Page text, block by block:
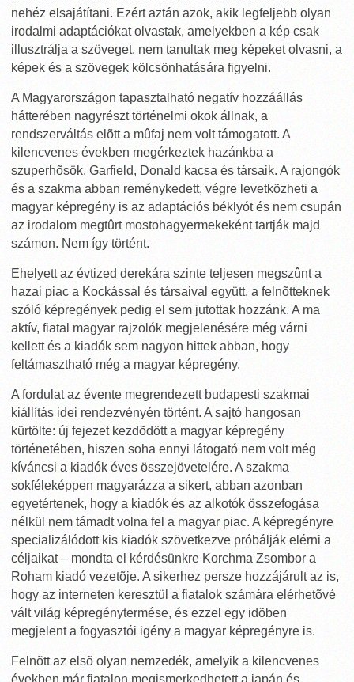
nehéz elsajátítani. Ezért aztán azok, akik legfeljebb olyan
irodalmi adaptációkat olvastak, amelyekben a kép csak
illusztrálja a szöveget, nem tanultak meg képeket olvasni, a
képek és a szövegek kölcsönhatására figyelni.
A Magyarországon tapasztalható negatív hozzáállás
hátterében nagyrészt történelmi okok állnak, a
rendszerváltás elõtt a mûfaj nem volt támogatott. A
kilencvenes években megérkeztek hazánkba a
szuperhõsök, Garfield, Donald kacsa és társaik. A rajongók
és a szakma abban reménykedett, végre levetkõzheti a
magyar képregény is az adaptációs béklyót és nem csupán
az irodalom megtûrt mostohagyermekeként tartják majd
számon. Nem így történt.
Ehelyett az évtized derekára szinte teljesen megszûnt a
hazai piac a Kockással és társaival együtt, a felnõtteknek
szóló képregények pedig el sem jutottak hozzánk. A ma
aktív, fiatal magyar rajzolók megjelenésére még várni
kellett és a kiadók sem nagyon hittek abban, hogy
feltámasztható még a magyar képregény.
A fordulat az évente megrendezett budapesti szakmai
kiállítás idei rendezvényén történt. A sajtó hangosan
kürtölte: új fejezet kezdõdött a magyar képregény
történetében, hiszen soha ennyi látogató nem volt még
kíváncsi a kiadók éves összejövetelére. A szakma
sokféleképpen magyarázza a sikert, abban azonban
egyetértenek, hogy a kiadók és az alkotók összefogása
nélkül nem támadt volna fel a magyar piac. A képregényre
specializálódott kis kiadók szövetkezve próbálják elérni a
céljaikat – mondta el kérdésünkre Korchma Zsombor a
Roham kiadó vezetõje. A sikerhez persze hozzájárult az is,
hogy az interneten keresztül a fiatalok számára elérhetõvé
vált világ képregénytermése, és ezzel egy idõben
megjelent a fogyasztói igény a magyar képregényre is.
Felnõtt az elsõ olyan nemzedék, amelyik a kilencvenes
években már fiatalon megismerkedhetett a japán és